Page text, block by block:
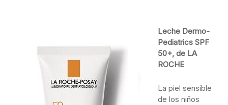
Leche Dermo-
Pediatrics SPF
50+, de LA
ROCHE
La piel sensible
de los niños